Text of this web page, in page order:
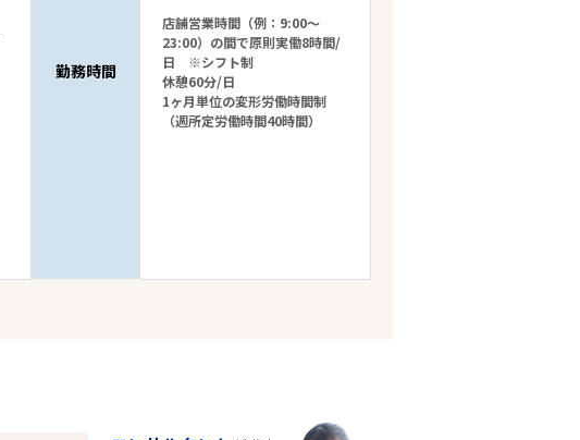
勤務時間
店舗営業時間（例：9:00～
23:00）の間で原則実働8時間/
日 ※シフト制
休憩60分/日
1ヶ月単位の変形労働時間制
（週所定労働時間40時間）